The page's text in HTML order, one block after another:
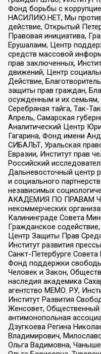
Фонд борьбы с
НАСИЛИЮ.НЕТ, Мы
действие, Открытый
Правовая инициатива,
Ерушалаим, Центр
средств массовой
прав заключенных,
движений, Центр
Действие,
защиты прав граждан,
осужденным и их
Серебряная тайга, Так-
Апрель, Самарская
Аналитический Центр
Гагарина, Фонд имени
СИБАЛЬТ, Уральская
Евразии, Институт прав
Российский
Дальневосточный центр
и социального
независимых
АКАДЕМИЯ ПО ПРАВАМ
некоммерческих
Калининграде Совета
Гражданское
Центр Защиты Прав
Институт развития
Санкт-Петербурге
Фонд поддержки
Человек и Закон,
наследия академика
агентство МЕМО. РУ,
Институт Развития
Женсовет, Общественный
антимонопольная
Дзугкоева Регина
Владимирович,
Ольга Вадимовна,